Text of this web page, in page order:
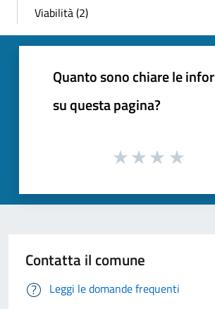
Viabilità (2)
Quanto sono chiare le
su questa pagina?
Contatta il comune
Leggi le domande frequenti